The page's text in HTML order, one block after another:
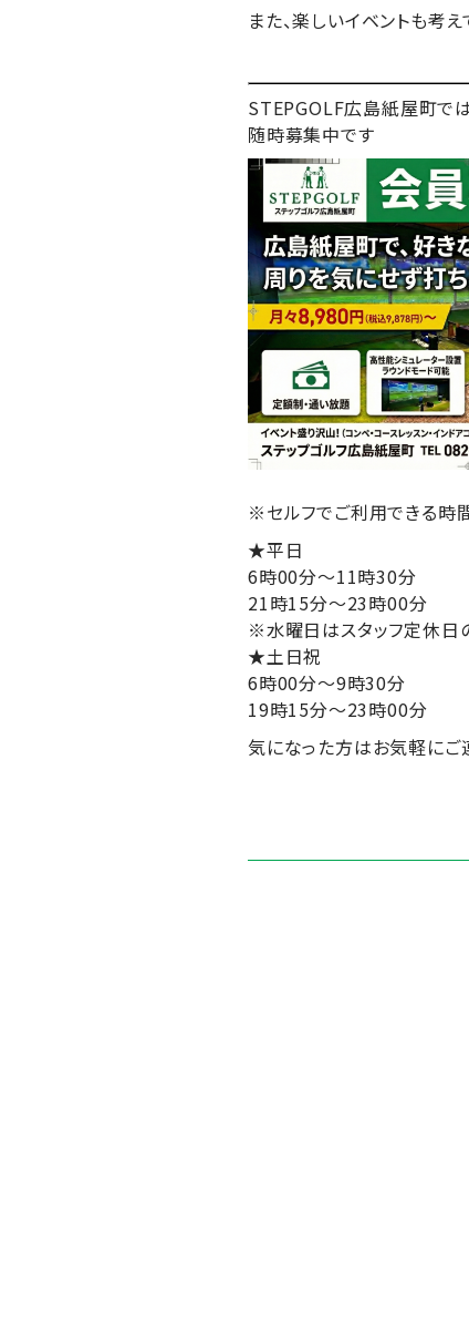
また、楽しいイベントも考
STEPGOLF広島紙屋町で
随時募集中です
※セルフでご利用できる時
★平日
6時00分～11時30分
21時15分～23時00分
※水曜日はスタッフ定休日
★土日祝
6時00分～9時30分
19時15分～23時00分
気になった方はお気軽にご